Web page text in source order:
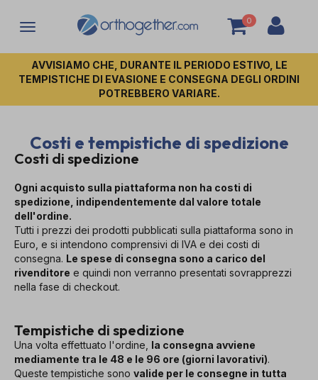
Attiva/disattiva
navigazione
0
AVVISIAMO CHE, DURANTE IL PERIODO ESTIVO, LE
TEMPISTICHE DI EVASIONE E CONSEGNA DEGLI ORDINI
POTREBBERO VARIARE.
Costi e tempistiche di spedizione
Costi di spedizione
Ogni acquisto sulla piattaforma non ha costi di
spedizione, indipendentemente dal valore totale
dell'ordine.
Tutti i prezzi dei prodotti pubblicati sulla piattaforma sono in
Euro, e si intendono comprensivi di IVA e dei costi di
consegna. Le spese di consegna sono a carico del
rivenditore e quindi non verranno presentati sovrapprezzi
nella fase di checkout.
Tempistiche di spedizione
Una volta effettuato l'ordine, la consegna avviene
mediamente tra le 48 e le 96 ore (giorni lavorativi).
Queste tempistiche sono valide per le consegne in tutta